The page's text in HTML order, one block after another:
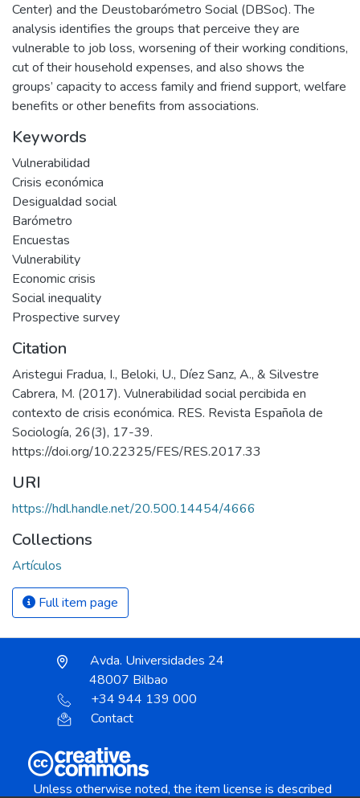
Center) and the Deustobarómetro Social (DBSoc). The
analysis identifies the groups that perceive they are
vulnerable to job loss, worsening of their working conditions,
cut of their household expenses, and also shows the
groups’ capacity to access family and friend support, welfare
benefits or other benefits from associations.
Keywords
Vulnerabilidad
Crisis económica
Desigualdad social
Barómetro
Encuestas
Vulnerability
Economic crisis
Social inequality
Prospective survey
Citation
Aristegui Fradua, I., Beloki, U., Díez Sanz, A., & Silvestre
Cabrera, M. (2017). Vulnerabilidad social percibida en
contexto de crisis económica. RES. Revista Española de
Sociología, 26(3), 17-39.
https://doi.org/10.22325/FES/RES.2017.33
URI
https://hdl.handle.net/20.500.14454/4666
Collections
Artículos
Full item page
Avda. Universidades 24
48007 Bilbao
+34 944 139 000
Contact
Unless otherwise noted, the item license is described